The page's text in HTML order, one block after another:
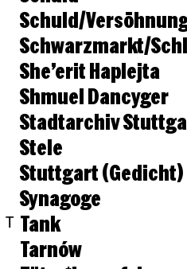
Schuld/
Schwarzmarkt/
She’erit Haplejta
Shmuel Dancyger
Stadtarchiv
Stele
Stuttgart (Gedicht)
Synagoge
T Tank
Tarnów